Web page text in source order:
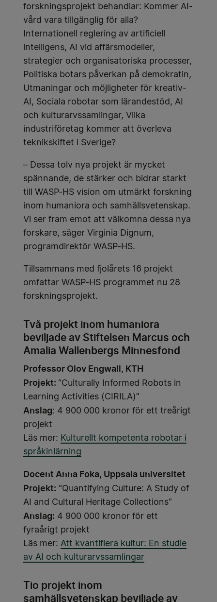
forskningsprojekt behandlar: Kommer AI-
vård vara tillgänglig för alla?
Internationell reglering av artificiell
intelligens, AI vid affärsmodeller,
strategier och organisatoriska processer,
Politiska botars påverkan på demokratin,
Utmaningar och möjligheter för kreativ-
AI, Sociala robotar som lärandestöd, AI
och kulturarvssamlingar, Vilka
industriföretag kommer att överleva
teknikskiftet i Sverige?
– Dessa tolv nya projekt är mycket
spännande, de stärker och bidrar starkt
till WASP-HS vision om utmärkt forskning
inom humaniora och samhällsvetenskap.
Vi ser fram emot att välkomna dessa nya
forskare, säger Virginia Dignum,
programdirektör WASP-HS.
Tillsammans med fjolårets 16 projekt
omfattar WASP-HS programmet nu 28
forskningsprojekt.
Två projekt inom humaniora
beviljade av Stiftelsen Marcus och
Amalia Wallenbergs Minnesfond
Professor Olov Engwall, KTH
Projekt: “Culturally Informed Robots in
Learning Activities (CIRILA)”
Anslag: 4 900 000 kronor för ett treårigt
projekt
Läs mer: Kulturellt kompetenta robotar i
språkinlärning
Docent Anna Foka, Uppsala universitet
Projekt: “Quantifying Culture: A Study of
AI and Cultural Heritage Collections”
Anslag: 4 900 000 kronor för ett
fyraårigt projekt
Läs mer: Att kvantifiera kultur: En studie
av AI och kulturarvssamlingar
Tio projekt inom
samhällsvetenskap beviljade av